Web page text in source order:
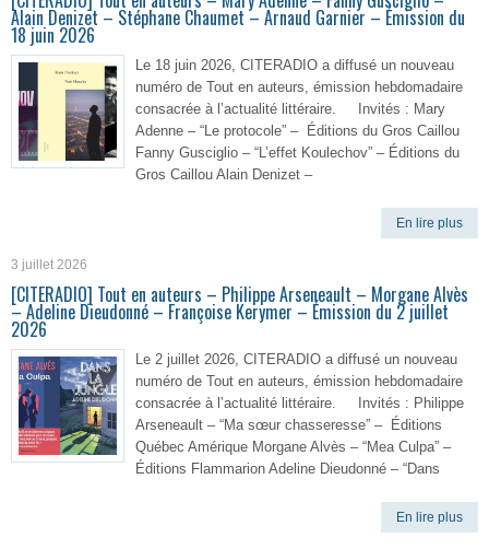
Alain Denizet – Stéphane Chaumet – Arnaud Garnier – Émission du
18 juin 2026
Le 18 juin 2026, CITERADIO a diffusé un nouveau
numéro de Tout en auteurs, émission hebdomadaire
consacrée à l’actualité littéraire. Invités : Mary
Adenne – “Le protocole” – Éditions du Gros Caillou
Fanny Gusciglio – “L’effet Koulechov” – Éditions du
Gros Caillou Alain Denizet –
En lire plus
3 juillet 2026
[CITERADIO] Tout en auteurs – Philippe Arseneault – Morgane Alvès
– Adeline Dieudonné – Françoise Kerymer – Émission du 2 juillet
2026
Le 2 juillet 2026, CITERADIO a diffusé un nouveau
numéro de Tout en auteurs, émission hebdomadaire
consacrée à l’actualité littéraire. Invités : Philippe
Arseneault – “Ma sœur chasseresse” – Éditions
Québec Amérique Morgane Alvès – “Mea Culpa” –
Éditions Flammarion Adeline Dieudonné – “Dans
En lire plus